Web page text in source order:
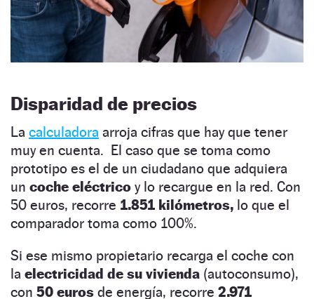
Disparidad de precios
La calculadora arroja cifras que hay que tener
muy en cuenta. El caso que se toma como
prototipo es el de un ciudadano que adquiera
un coche eléctrico y lo recargue en la red. Con
50 euros, recorre 1.851 kilómetros, lo que el
comparador toma como 100%.
Si ese mismo propietario recarga el coche con
la electricidad de su vivienda (autoconsumo),
con 50 euros de energía, recorre 2.971